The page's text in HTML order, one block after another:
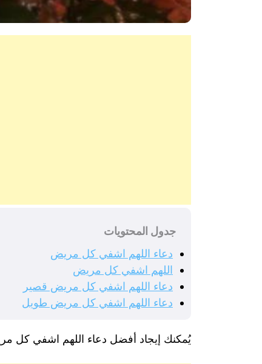
جدول المحتويات
دعاء اللهم اشفي كل مريض
اللهم اشفي كل مريض
دعاء اللهم اشفي كل مريض قصير
دعاء اللهم اشفي كل مريض طويل
يُمكنك إيجاد أفضل دعاء اللهم اشفي كل